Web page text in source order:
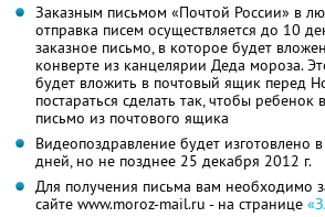
Заказным письмом «Почтой России» в
отправка писем осуществляется до 10
заказное письмо, в которое будет
конверте из канцелярии Деда мороза.
будет вложить в почтовый ящик перед
постараться сделать так, чтобы ребенок
письмо из почтового ящика
Видеопоздравление будет изготовлено
дней, но не позднее 25 декабря 2012 г.
Для получения письма вам необходимо
сайте www.moroz-mail.ru - на странице